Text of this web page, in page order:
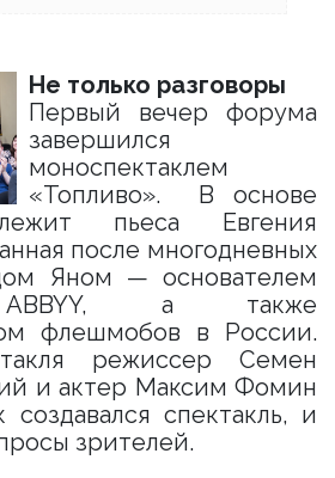
Не только разговоры
Первый вечер форума
завершился
моноспектаклем
«Топливо». В основе
пьеса Евгения
после многодневных
Яном — основателем
ABBYY, а также
флешмобов в России.
режиссер Семен
и актер Максим Фомин
создавался спектакль, и
зрителей.